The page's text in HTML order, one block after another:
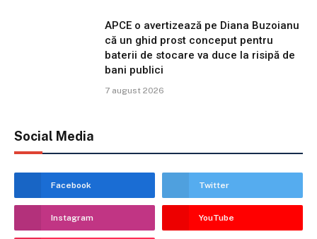
APCE o avertizează pe Diana Buzoianu
că un ghid prost conceput pentru
baterii de stocare va duce la risipă de
bani publici
7 august 2026
Social Media
Facebook Twitter
Instagram YouTube